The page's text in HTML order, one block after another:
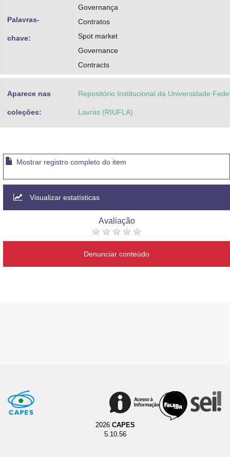
Palavras-
chave:
Governança
Contratos
Spot market
Governance
Contracts
Aparece nas
coleções:
Repositório Institucional da Universidade
Lavras (RIUFLA)
Mostrar registro completo do item
Visualizar estatísticas
Avaliação
Denunciar conteúdo
2026 CAPES
5.10.56